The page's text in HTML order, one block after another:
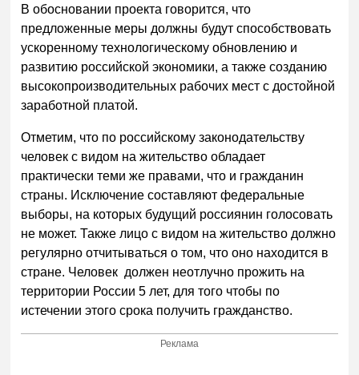
В обосновании проекта говорится, что
предложенные меры должны будут способствовать
ускоренному технологическому обновлению и
развитию российской экономики, а также созданию
высокопроизводительных рабочих мест с достойной
заработной платой.
Отметим, что по российскому законодательству
человек с видом на жительство обладает
практически теми же правами, что и гражданин
страны. Исключение составляют федеральные
выборы, на которых будущий россиянин голосовать
не может. Также лицо с видом на жительство должно
регулярно отчитываться о том, что оно находится в
стране. Человек должен неотлучно прожить на
территории России 5 лет, для того чтобы по
истечении этого срока получить гражданство.
Реклама